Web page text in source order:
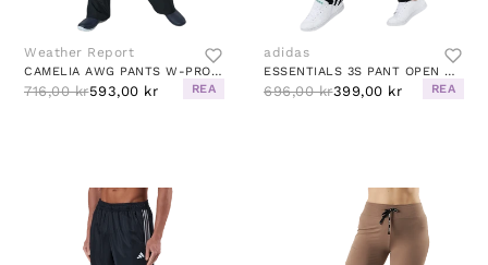
Weather Report
CAMELIA AWG PANTS W-PRO 15000 BLACK
716,00 kr593,00 kr REA
adidas
ESSENTIALS 3S PANT OPEN HEM BLACK / WHITE
696,00 kr399,00 kr REA